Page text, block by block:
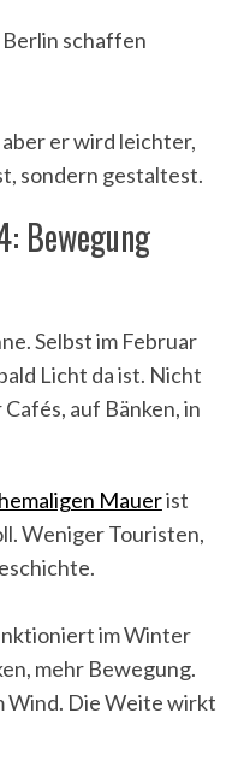
schaffen
er wird leichter,
sondern gestaltest.
Bewegung
Selbst im Februar
Licht da ist. Nicht
auf Bänken, in
Mauerist
Weniger Touristen,
im Winter
mehr Bewegung.
Wind. Die Weite wirkt